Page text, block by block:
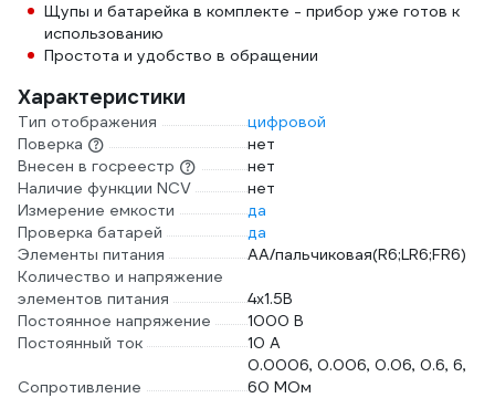
Щупы и батарейка в комплекте - прибор уже готов к
использованию
Простота и удобство в обращении
Характеристики
Тип отображения
цифровой
Поверка
нет
Внесен в госреестр
нет
Наличие функции NCV
нет
Измерение емкости
да
Проверка батарей
да
Элементы питания
AA/пальчиковая(R6;LR6;FR6)
Количество и напряжение
элементов питания
4х1.5B
Постоянное напряжение
1000 В
Постоянный ток
10 А
Сопротивление
0.0006, 0.006, 0.06, 0.6, 6,
60 МОм